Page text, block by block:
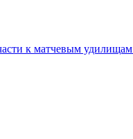
к матчевым удилищам